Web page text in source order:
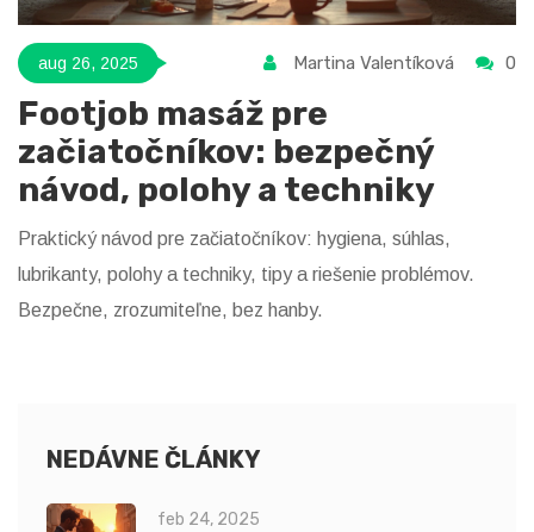
aug 26, 2025 Martina Valentíková 0
Footjob masáž pre
začiatočníkov: bezpečný
návod, polohy a techniky
Praktický návod pre začiatočníkov: hygiena, súhlas,
lubrikanty, polohy a techniky, tipy a riešenie problémov.
Bezpečne, zrozumiteľne, bez hanby.
NEDÁVNE ČLÁNKY
feb 24, 2025